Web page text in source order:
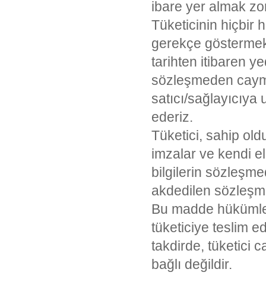
ibare yer almak
Tüketicinin hiçbir
gerekçe
tarihten itibaren
sözleşmeden
satıcı/
ederiz.
Tüketici, sahip
imzalar ve kendi el
bilgilerin
akdedilen
Bu madde
tüketiciye teslim
takdirde, tüketici
bağlı değildir.